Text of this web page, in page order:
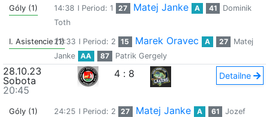
Góly (1) 14:38 I Period: 1 27 Matej Janke A 41
Dominik
Toth
I. Asistencie (1)22:33 I Period: 2 15 Marek Oravec A 27
Matej
Janke
AA 87 Patrik Gergely
28.10.23
Sobota
20:45
4 : 8 Detailne
Góly (1) 24:25 I Period: 2 27 Matej Janke A 61
Jozef